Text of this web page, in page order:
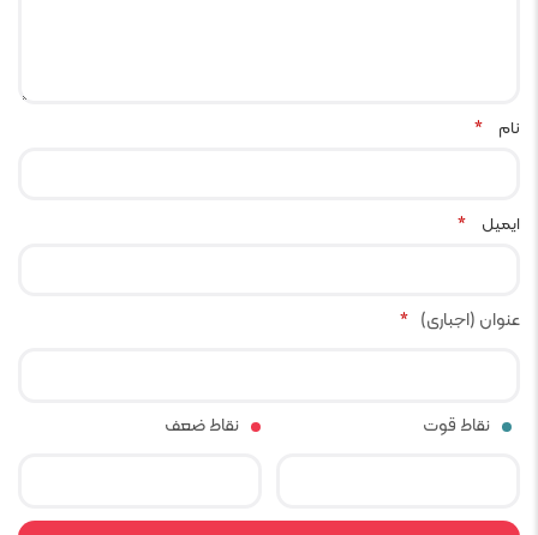
نام *
ایمیل *
عنوان (اجباری) *
نقاط قوت نقاط ضعف